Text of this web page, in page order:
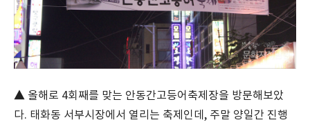
▲ 올해로 4회째를 맞는 안동간고등어축제장을 방문해보았
다. 태화동 서부시장에서 열리는 축제인데, 주말 양일간 진행